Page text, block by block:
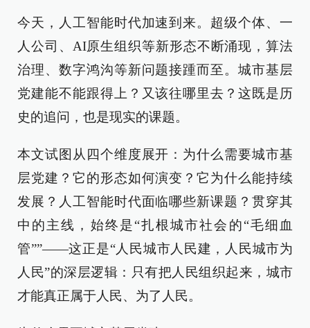
今天，人工智能时代加速到来。超级个体、一
人公司、AI原生组织等新形态不断涌现，算法
治理、数字鸿沟等新问题接踵而至。城市基层
党建能不能跟得上？又该往哪里去？这既是历
史的追问，也是现实的课题。
本文试图从四个维度展开：为什么需要城市基
层党建？它的形态如何演变？它为什么能持续
发展？人工智能时代面临哪些新课题？贯穿其
中的主线，始终是“扎根城市社会的“毛细血
管””——这正是“人民城市人民建，人民城市为
人民”的深层逻辑：只有把人民组织起来，城市
才能真正属于人民、为了人民。